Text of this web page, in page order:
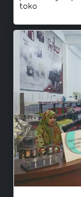
toko